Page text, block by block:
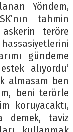
Yöndem,
tahmin
teröre
gündeme
alıyordu’
almasam ben
beni terörle
koruyacaktı,
demek, taviz